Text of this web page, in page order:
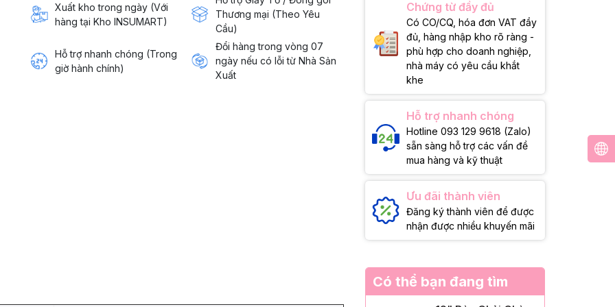
Xuất kho trong ngày (Với
hàng tại Kho INSUMART)
Thương mại (Theo Yêu
Cầu)
Hỗ trợ nhanh chóng (Trong
giờ hành chính)
Đổi hàng trong vòng 07
ngày nếu có lỗi từ Nhà Sản
Xuất
Chứng từ đầy đủ
Có CO/CQ, hóa đơn VAT đầy
đủ, hàng nhập kho rõ ràng -
phù hợp cho doanh nghiệp,
nhà máy có yêu cầu khắt
khe
Hỗ trợ nhanh chóng
Hotline 093 129 9618 (Zalo)
sẵn sàng hỗ trợ các vấn đề
mua hàng và kỹ thuật
Ưu đãi thành viên
Đăng ký thành viên để được
nhận được nhiều khuyến mãi
Có thể bạn đang tìm